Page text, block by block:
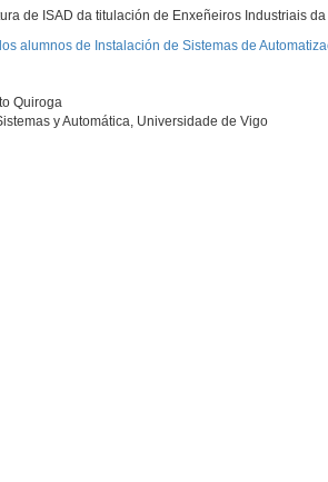
de ISAD da titulación de Enxeñeiros Industriais
alumnos de Instalación de Sistemas de
Quiroga
y Automática, Universidade de Vigo